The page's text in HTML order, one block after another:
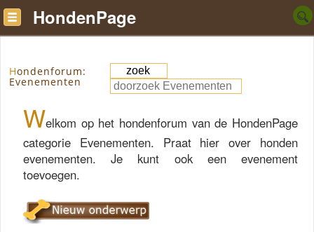
HondenPage
Hondenforum:
Evenementen
Welkom op het hondenforum van de HondenPage
categorie Evenementen. Praat hier over honden
evenementen. Je kunt ook een evenement
toevoegen.